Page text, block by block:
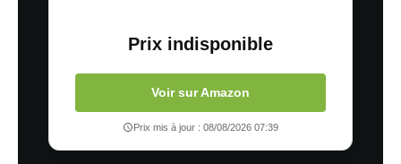
Prix indisponible
Voir sur Amazon
Prix mis à jour : 08/08/2026 07:39